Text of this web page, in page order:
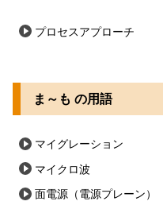
プロセスアプローチ
ま～も の用語
マイグレーション
マイクロ波
面電源（電源プレーン）